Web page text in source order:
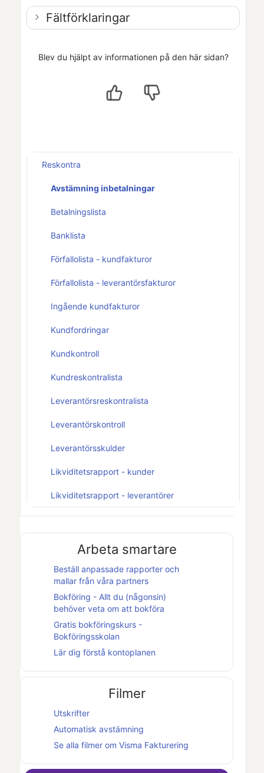
Fältförklaringar
Blev du hjälpt av informationen på den här sidan?
Reskontra
Avstämning inbetalningar
Betalningslista
Banklista
Förfallolista - kundfakturor
Förfallolista - leverantörsfakturor
Ingående kundfakturor
Kundfordringar
Kundkontroll
Kundreskontralista
Leverantörsreskontralista
Leverantörskontroll
Leverantörsskulder
Likviditetsrapport - kunder
Likviditetsrapport - leverantörer
Arbeta smartare
Beställ anpassade rapporter och
mallar från våra partners
Bokföring - Allt du (någonsin)
behöver veta om att bokföra
Gratis bokföringskurs -
Bokföringsskolan
Lär dig förstå kontoplanen
Filmer
Utskrifter
Automatisk avstämning
Se alla filmer om Visma Fakturering